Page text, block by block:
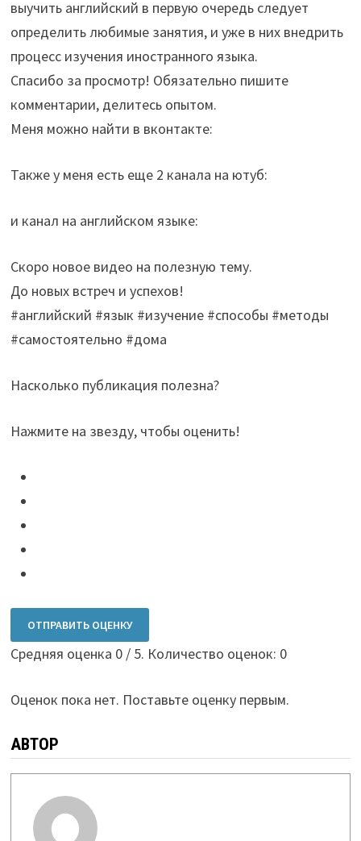
выучить английский в первую очередь следует
определить любимые занятия, и уже в них внедрить
процесс изучения иностранного языка.
Спасибо за просмотр! Обязательно пишите
комментарии, делитесь опытом.
Меня можно найти в вконтакте:
Также у меня есть еще 2 канала на ютуб:
и канал на английском языке:
Скоро новое видео на полезную тему.
До новых встреч и успехов!
#английский #язык #изучение #способы #методы
#самостоятельно #дома
Насколько публикация полезна?
Нажмите на звезду, чтобы оценить!
ОТПРАВИТЬ ОЦЕНКУ
Средняя оценка 0/ 5. Количество оценок: 0
Оценок пока нет. Поставьте оценку первым.
АВТОР